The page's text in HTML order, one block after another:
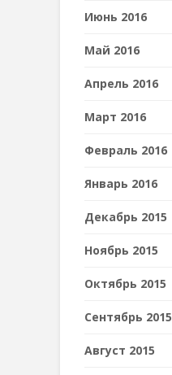
Июнь 2016
Май 2016
Апрель 2016
Март 2016
Февраль 2016
Январь 2016
Декабрь 2015
Ноябрь 2015
Октябрь 2015
Сентябрь 2015
Август 2015